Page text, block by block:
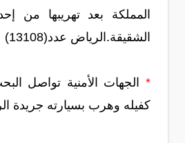
المملكة بعد تهريبها من
الشقيقة.الرياض عدد(13108)
*
الجهات الأمنية تواصل
كفيله وهرب بسيارته جريدة